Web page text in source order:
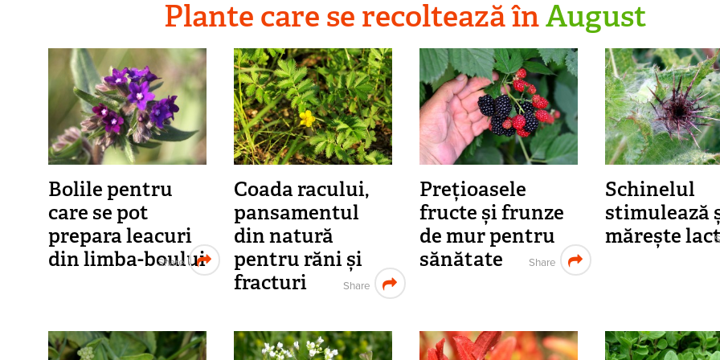
Plante care se recoltează înAugust
Bolile pentru
care se pot
prepara leacuri
din limba-boului
Share
Coada racului,
pansamentul
din natură
pentru răni și
fracturi
Share
Prețioasele
fructe și frunze
de mur pentru
sănătate
Share
Schinelul
stimulează
mărește